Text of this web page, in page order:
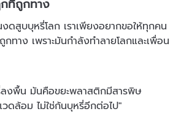
ที่ถูกทาง
ดสูบบุหรี่โลก เราเพียงอยากขอให้ทุกคน
ทาง เพราะมันกำลังทำลายโลกและเพื่อน
ลงพื้น มันคือขยะพลาสติกมีสารพิษ
ดล้อม ไม่ใช่ก้นบุหรี่อีกต่อไป"